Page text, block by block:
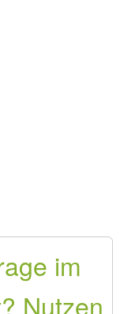
im
Nutzen